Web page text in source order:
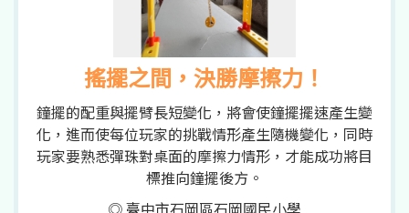
搖擺之間，決勝摩擦力！
鐘擺的配重與擺臂長短變化，將會使鐘擺擺速產生變
化，進而使每位玩家的挑戰情形產生隨機變化，同時
玩家要熟悉彈珠對桌面的摩擦力情形，才能成功將目
標推向鐘擺後方。